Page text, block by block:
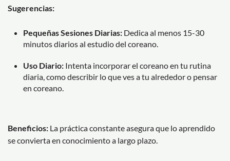
Sugerencias:
Pequeñas Sesiones Diarias: Dedica al menos 15-30
minutos diarios al estudio del coreano.
Uso Diario: Intenta incorporar el coreano en tu rutina
diaria, como describir lo que ves a tu alrededor o pensar
en coreano.
Beneficios: La práctica constante asegura que lo aprendido
se convierta en conocimiento a largo plazo.